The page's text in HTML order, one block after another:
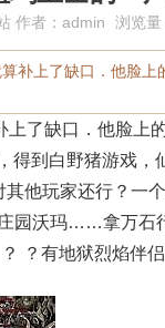
作者： admin 浏览量
补上了缺口．他脸上
了缺口．他脸上
得到白野猪游戏，
他玩家还行？一
园沃玛……拿万石
？有地狱烈焰伴